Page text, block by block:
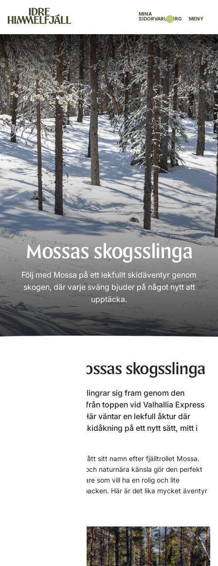
MINA
SIDORVARUKORG MENY
Mossas skogsslinga
Följ med Mossa på ett lekfullt skidäventyr genom
skogen, där varje sväng bjuder på något nytt att
upptäcka.
Upptäck Mossas skogsslinga
Mossas skogsslinga slingrar sig fram genom den
trolska granskogen – från toppen vid Valhallia Express
ner mot Toppheden. Här väntar en lekfull åktur där
barnen får upptäcka skidåkning på ett nytt sätt, mitt i
Mossas skogsslinga har fått sitt namn efter fjälltrollet Mossa.
Backens mjuka svängar och naturnära känsla gör den perfekt
för familjer och yngre åkare som vill ha en rolig och lite
annorlunda upplevelse i backen. Här är det lika mycket äventyr